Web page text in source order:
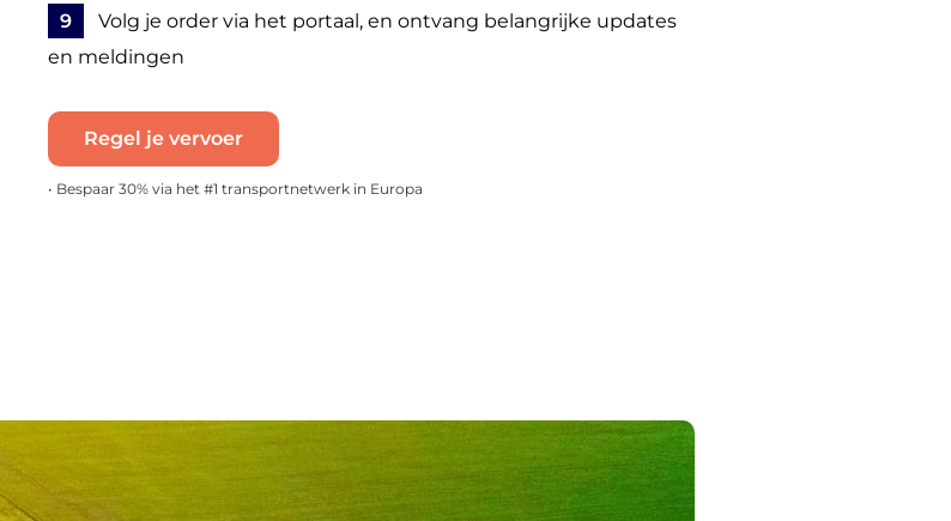
9
Volg je order via het portaal, en ontvang belangrijke updates
en meldingen
Regel je vervoer
• Bespaar 30% via het #1 transportnetwerk in Europa